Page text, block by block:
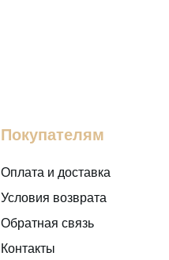
Покупателям
Оплата и доставка
Условия возврата
Обратная связь
Контакты